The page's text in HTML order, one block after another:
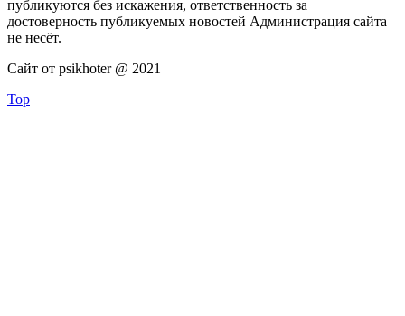
публикуются без искажения, ответственность за
достоверность публикуемых новостей Администрация сайта
не несёт.
Сайт от psikhoter @ 2021
Top